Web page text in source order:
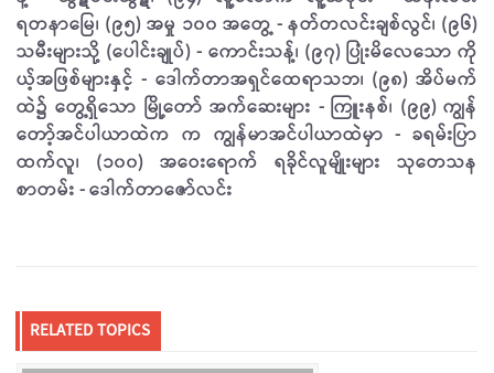
ရတနာ​မြေ၊ (၉၅) အမှု ၁၀၀ အတွေ့ - နတ်တလင်းချစ်လွင်၊ (၉၆)
သမီးများသို့ (ပေါင်းချုပ်) - ကောင်းသန့်၊ (၉၇) ​ပြုံးမိလေသော ကို
ယ့်အဖြစ်များနှင့် - ဒေါက်တာအရှင်ထေရာသဘ၊ (၉၈) အိပ်မက်
ထဲ၌ တွေ့ရှိသော မြို့တော် အက်​ဆေးများ - ကြူးနစ်၊ (၉၉) ကျွန်​
တော့်အင်ပါယာထဲက က ကျွန်မာအင်ပါယာထဲမှာ - ခရမ်းပြာ
ထက်လူ၊ (၁၀၀) အဝေး​ရောက် ရခိုင်လူမျိုးများ သုတေသန
စာတမ်း - ဒေါက်တာဇော်လင်း
RELATED TOPICS